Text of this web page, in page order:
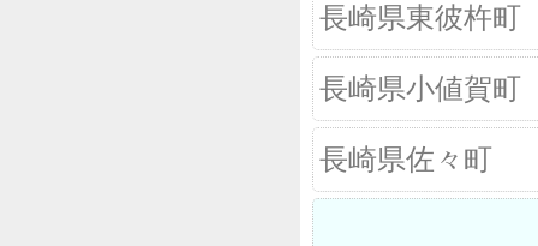
長崎県東彼杵町
長崎県小値賀町
長崎県佐々町